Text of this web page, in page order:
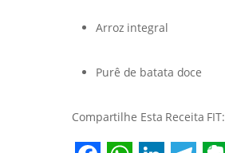
Arroz integral
Purê de batata doce
Compartilhe Esta Receita FIT: